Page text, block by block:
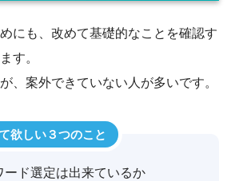
にも、改めて基礎的なことを確認す
す。
、案外できていない人が多いです。
欲しい３つのこと
ード選定は出来ているか